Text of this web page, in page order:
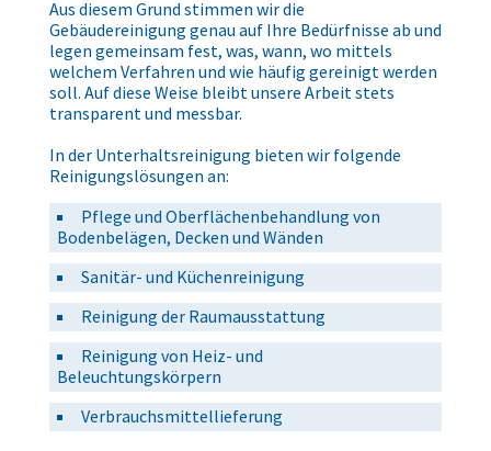
Aus diesem Grund stimmen wir die
Gebäudereinigung genau auf Ihre Bedürfnisse ab und
legen gemeinsam fest, was, wann, wo mittels
welchem Verfahren und wie häufig gereinigt werden
soll. Auf diese Weise bleibt unsere Arbeit stets
transparent und messbar.
In der Unterhaltsreinigung bieten wir folgende
Reinigungslösungen an:
Pflege und Oberflächenbehandlung von
Bodenbelägen, Decken und Wänden
Sanitär- und Küchenreinigung
Reinigung der Raumausstattung
Reinigung von Heiz- und
Beleuchtungskörpern
Verbrauchsmittellieferung